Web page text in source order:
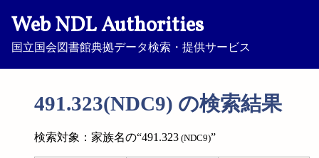
Web NDL Authorities
国立国会図書館典拠データ検索・提供サービス
491.323(NDC9) の検索結果
検索対象：家族名の“491.323 (NDC9)”